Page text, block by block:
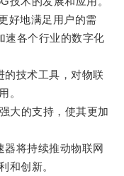
地满足用户的需
速各个行业的数字化
技术工具，对物联
。
的支持，使其更加
将持续推动物联网
和创新。